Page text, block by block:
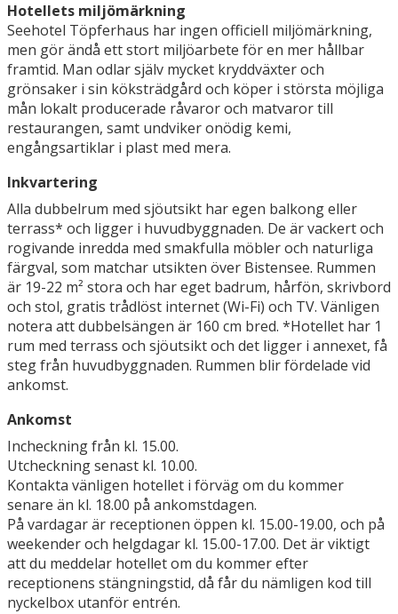
Hotellets miljömärkning
Seehotel Töpferhaus har ingen officiell miljömärkning,
men gör ändå ett stort miljöarbete för en mer hållbar
framtid. Man odlar själv mycket kryddväxter och
grönsaker i sin köksträdgård och köper i största möjliga
mån lokalt producerade råvaror och matvaror till
restaurangen, samt undviker onödig kemi,
engångsartiklar i plast med mera.
Inkvartering
Alla dubbelrum med sjöutsikt har egen balkong eller
terrass* och ligger i huvudbyggnaden. De är vackert och
rogivande inredda med smakfulla möbler och naturliga
färgval, som matchar utsikten över Bistensee. Rummen
är 19-22 m² stora och har eget badrum, hårfön, skrivbord
och stol, gratis trådlöst internet (Wi-Fi) och TV. Vänligen
notera att dubbelsängen är 160 cm bred. *Hotellet har 1
rum med terrass och sjöutsikt och det ligger i annexet, få
steg från huvudbyggnaden. Rummen blir fördelade vid
ankomst.
Ankomst
Incheckning från kl. 15.00.
Utcheckning senast kl. 10.00.
Kontakta vänligen hotellet i förväg om du kommer
senare än kl. 18.00 på ankomstdagen.
På vardagar är receptionen öppen kl. 15.00-19.00, och på
weekender och helgdagar kl. 15.00-17.00. Det är viktigt
att du meddelar hotellet om du kommer efter
receptionens stängningstid, då får du nämligen kod till
nyckelbox utanför entrén.